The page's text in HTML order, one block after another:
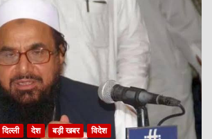
दिल्ली देश बड़ी खबर विदेश